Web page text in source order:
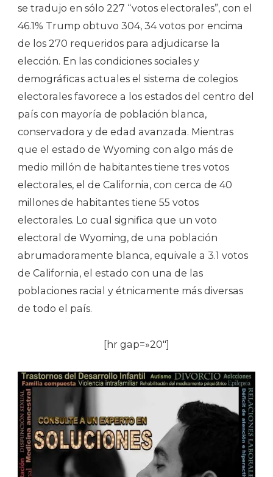
se tradujo en sólo 227 “votos electorales”, con el
46.1% Trump obtuvo 304, 34 votos por encima
de los 270 requeridos para adjudicarse la
elección. En las condiciones sociales y
demográficas actuales el sistema de colegios
electorales favorece a los estados del centro del
país con mayoría de población blanca,
conservadora y de edad avanzada. Mientras
que el estado de Wyoming con algo más de
medio millón de habitantes tiene tres votos
electorales, el de California, con cerca de 40
millones de habitantes tiene 55 votos
electorales. Lo cual significa que un voto
electoral de Wyoming, de una población
abrumadoramente blanca, equivale a 3.1 votos
de California, el estado con una de las
poblaciones racial y étnicamente más diversas
de todo el país.
[hr gap=»20″]